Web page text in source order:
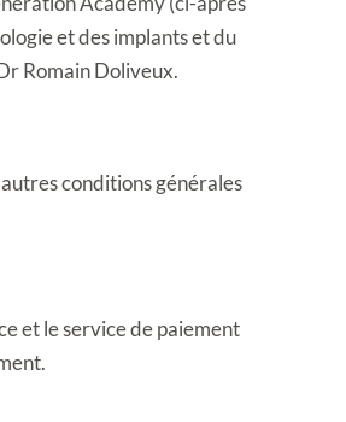
et des implants et du
Romain Doliveux.
conditions générales
et le service de paiement